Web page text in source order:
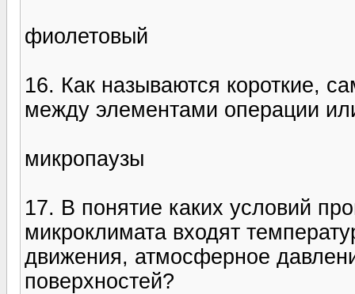
фиолетовый
16. Как называются короткие,
между элементами операции
микропаузы
17. В понятие каких условий
микроклимата входят
движения, атмосферное
поверхностей?